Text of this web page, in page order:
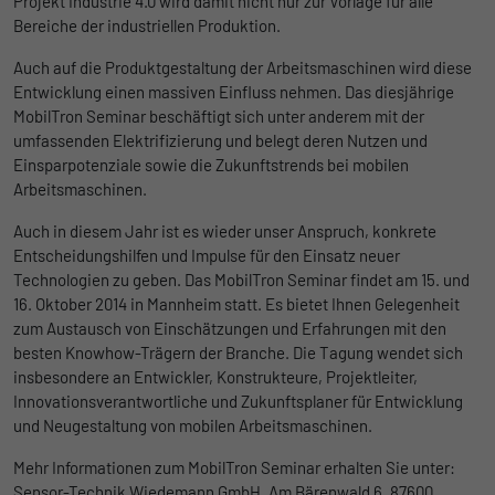
Bereiche der industriellen Produktion.
Auch auf die Produktgestaltung der Arbeitsmaschinen wird diese
Entwicklung einen massiven Einfluss nehmen. Das diesjährige
MobilTron Seminar beschäftigt sich unter anderem mit der
umfassenden Elektrifizierung und belegt deren Nutzen und
Einsparpotenziale sowie die Zukunftstrends bei mobilen
Arbeitsmaschinen.
Auch in diesem Jahr ist es wieder unser Anspruch, konkrete
Entscheidungshilfen und Impulse für den Einsatz neuer
Technologien zu geben. Das MobilTron Seminar findet am 15. und
16. Oktober 2014 in Mannheim statt. Es bietet Ihnen Gelegenheit
zum Austausch von Einschätzungen und Erfahrungen mit den
besten Knowhow-Trägern der Branche. Die Tagung wendet sich
insbesondere an Entwickler, Konstrukteure, Projektleiter,
Innovationsverantwortliche und Zukunftsplaner für Entwicklung
und Neugestaltung von mobilen Arbeitsmaschinen.
Mehr Informationen zum MobilTron Seminar erhalten Sie unter:
Registriert eine eindeutige ID, die
dazu, wie der Besucher die Website nutzt,
zu generieren.
Name _gat
Laufzeit 1 Tag
Zweck
Google Analytics nimmt sich diesen Cookie
zur Hilfe, um die Anforderungsrate zu
drosseln und die Datenerfassung auf
Websites mit hohem Datenverkehr zu
begrenzen.
Name _gid
Ohne diese Einbindung können die Jobangebote nicht
dargestellt werden.
Name _bms_session
Anbieter Empfehlungsbund
Laufzeit 1 Jahr
Zweck
die Session des Besuchers für Bewerbungs-
und Empfehlungsfunktionen zu speichern.
Cookie-Informationen anzeigen
LinkedIn/Marketing
Das LinkedIn Insight Tag wird verwendet, um Besuche und
Aktionen auf unserer Website nachzuverfolgen. Die Daten
und interessenbasierte Werbung auf LinkedIn anzuzeigen.
Name li_gc
Anbieter LinkedIn
Laufzeit 6 Monate
Speichert die Zustimmung der Besucher zur
wesentliche Zwecke.
Cookie-Informationen anzeigen